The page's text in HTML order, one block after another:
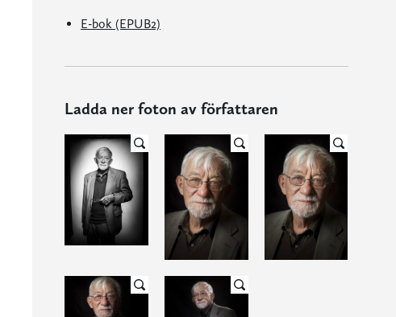
E-bok (EPUB2)
Ladda ner foton av författaren